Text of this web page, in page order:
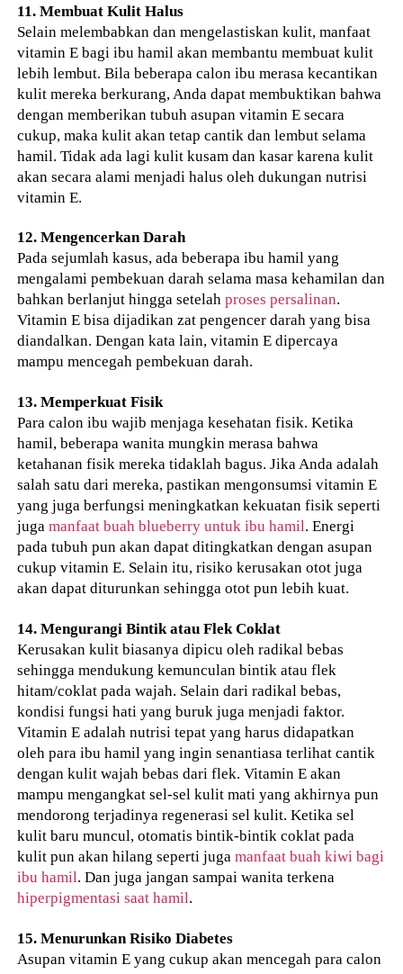
11. Membuat Kulit Halus
Selain melembabkan dan mengelastiskan kulit, manfaat
vitamin E bagi ibu hamil akan membantu membuat kulit
lebih lembut. Bila beberapa calon ibu merasa kecantikan
kulit mereka berkurang, Anda dapat membuktikan bahwa
dengan memberikan tubuh asupan vitamin E secara
cukup, maka kulit akan tetap cantik dan lembut selama
hamil. Tidak ada lagi kulit kusam dan kasar karena kulit
akan secara alami menjadi halus oleh dukungan nutrisi
vitamin E.
12. Mengencerkan Darah
Pada sejumlah kasus, ada beberapa ibu hamil yang
mengalami pembekuan darah selama masa kehamilan dan
bahkan berlanjut hingga setelahproses persalinan.
Vitamin E bisa dijadikan zat pengencer darah yang bisa
diandalkan. Dengan kata lain, vitamin E dipercaya
mampu mencegah pembekuan darah.
13. Memperkuat Fisik
Para calon ibu wajib menjaga kesehatan fisik. Ketika
hamil, beberapa wanita mungkin merasa bahwa
ketahanan fisik mereka tidaklah bagus. Jika Anda adalah
salah satu dari mereka, pastikan mengonsumsi vitamin E
yang juga berfungsi meningkatkan kekuatan fisik seperti
jugamanfaat buah blueberry untuk ibu hamil. Energi
pada tubuh pun akan dapat ditingkatkan dengan asupan
cukup vitamin E. Selain itu, risiko kerusakan otot juga
akan dapat diturunkan sehingga otot pun lebih kuat.
14. Mengurangi Bintik atau Flek Coklat
Kerusakan kulit biasanya dipicu oleh radikal bebas
sehingga mendukung kemunculan bintik atau flek
hitam/coklat pada wajah. Selain dari radikal bebas,
kondisi fungsi hati yang buruk juga menjadi faktor.
Vitamin E adalah nutrisi tepat yang harus didapatkan
oleh para ibu hamil yang ingin senantiasa terlihat cantik
dengan kulit wajah bebas dari flek. Vitamin E akan
mampu mengangkat sel-sel kulit mati yang akhirnya pun
mendorong terjadinya regenerasi sel kulit. Ketika sel
kulit baru muncul, otomatis bintik-bintik coklat pada
kulit pun akan hilang seperti jugamanfaat buah kiwi bagi
ibu hamil. Dan juga jangan sampai wanita terkena
hiperpigmentasi saat hamil.
15. Menurunkan Risiko Diabetes
Asupan vitamin E yang cukup akan mencegah para calon